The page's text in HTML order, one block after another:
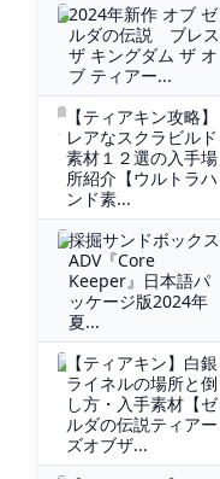
2024年新作 オブ ゼ
ルダの伝説 ブレス
ザ キングダム ザ オ
ブ ティアー...
【ティアキン攻略】
レアなスクラビルド
素材１２選の入手場
所紹介【ウルトラハ
ンド素...
採掘サンドボックス
ADV『Core
Keeper』日本語パ
ッケージ版2024年
夏...
【ティアキン】白銀
ライネルの場所と倒
し方・入手素材【ゼ
ルダの伝説ティアー
ズオブザ...